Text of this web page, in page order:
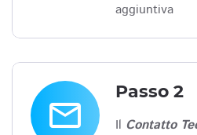
aggiuntiva
email
Passo 2
Il Contatto